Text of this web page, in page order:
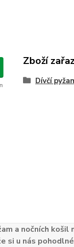
Zboží
Dívčí
a nočních košil
si u nás